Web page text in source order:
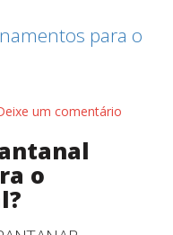
um comentário
o